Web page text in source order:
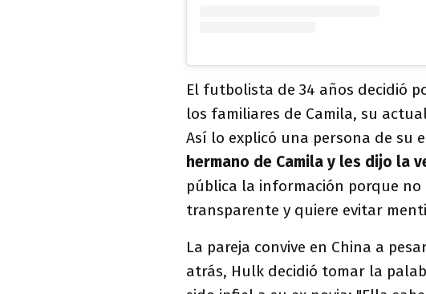
El futbolista de 34 años decidió
los familiares de Camila, su
Así lo explicó una persona de su
hermano de Camila y les dijo la
pública la información porque no
transparente y quiere evitar
La pareja convive en China a
atrás, Hulk decidió tomar la